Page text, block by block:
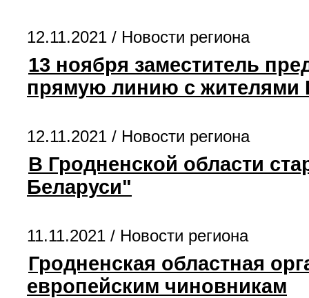
12.11.2021 / Новости региона
13 ноября заместитель
прямую линию с жителями
12.11.2021 / Новости региона
В Гродненской области
Беларуси"
11.11.2021 / Новости региона
Гродненская областная
европейским чиновникам